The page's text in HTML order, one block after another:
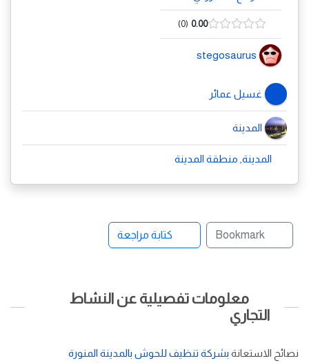
0.00
0
stegosaurus
غسيل عمائر
المدينة
المدينة, منطقة المدينة
Bookmark كتابة مراجعة
معلومات تفصيلية عن النشاط
التجاري
نصائح الاستعانة بشركة تنظيف للحوش بالمدينة المنورة